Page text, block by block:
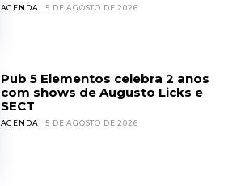
AGENDA 5 DE AGOSTO DE 2026
Pub 5 Elementos celebra 2 anos
com shows de Augusto Licks e
SECT
AGENDA 5 DE AGOSTO DE 2026